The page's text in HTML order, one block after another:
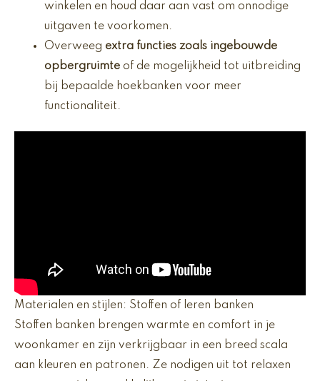
winkelen en houd daar aan vast om onnodige
uitgaven te voorkomen.
Overweeg extra functies zoals ingebouwde
opbergruimte of de mogelijkheid tot uitbreiding
bij bepaalde hoekbanken voor meer
functionaliteit.
Materialen en stijlen: Stoffen of leren banken
Stoffen banken brengen warmte en comfort in je
woonkamer en zijn verkrijgbaar in een breed scala
aan kleuren en patronen. Ze nodigen uit tot relaxen